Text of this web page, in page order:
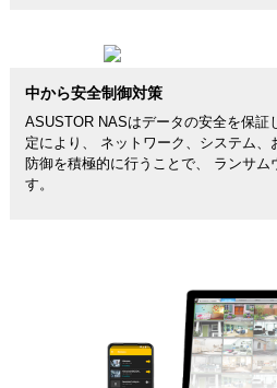
中から安全制御対策
ASUSTOR NASはデータの安全を保証
定により、 ネットワーク、システム、
防御を積極的に行うことで、 ランサム
す。